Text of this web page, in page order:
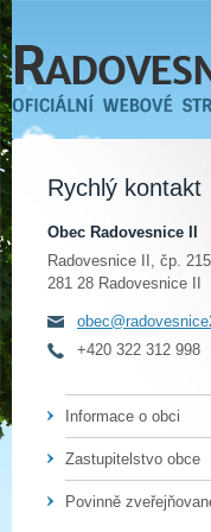
Rychlý kontakt
Obec Radovesnice II
Radovesnice II, čp. 215
281 28 Radovesnice II
+420 322 312 998
Informace o obci
Zastupitelstvo obce
Povinně